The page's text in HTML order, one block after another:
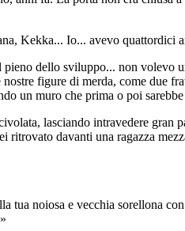
Kekka... Io... avevo quattordici
dello sviluppo... non volevo
figure di merda, come due
un muro che prima o poi
lasciando intravedere gran
davanti una ragazza
noiosa e vecchia sorellona